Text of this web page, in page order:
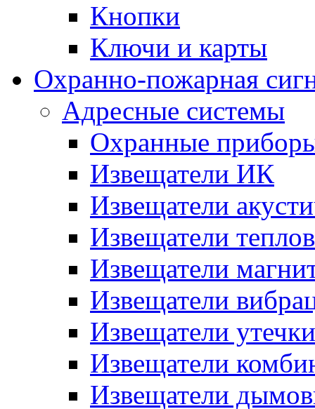
Кнопки
Ключи и карты
Охранно-пожарная
Адресные системы
Охранные
Извещатели ИК
Извещатели
Извещатели
Извещатели
Извещатели
Извещатели утечки
Извещатели
Извещатели